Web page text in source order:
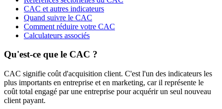
CAC et autres indicateurs
Quand suivre le CAC
Comment réduire votre CAC
Calculateurs associés
Qu'est-ce que le CAC ?
CAC signifie coût d'acquisition client. C'est l'un des indicateurs les
plus importants en entreprise et en marketing, car il représente le
coût total engagé par une entreprise pour acquérir un seul nouveau
client payant.